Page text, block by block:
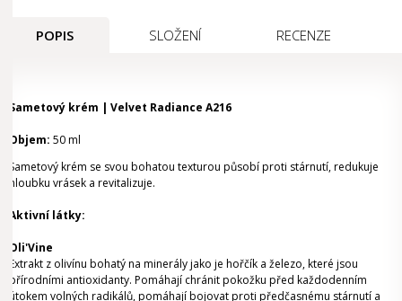
POPIS SLOŽENÍ RECENZE
Sametový krém | Velvet Radiance A216
Objem: 50 ml
Sametový krém se svou bohatou texturou působí proti stárnutí, redukuje
hloubku vrásek a revitalizuje.
Aktivní látky:
Oli'Vine
Extrakt z olivínu bohatý na minerály jako je hořčík a železo, které jsou
přírodními antioxidanty. Pomáhají chránit pokožku před každodenním
útokem volných radikálů, pomáhají bojovat proti předčasnému stárnutí a